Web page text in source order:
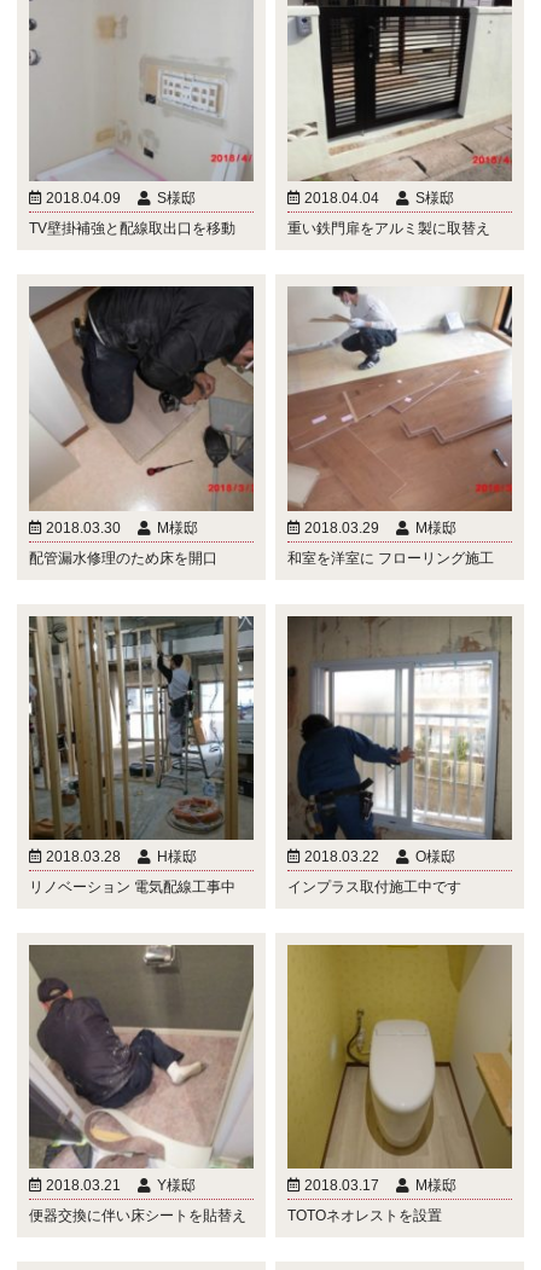
2018.04.09
S様邸
TV壁掛補強と配線取出口を移動
2018.04.04
S様邸
重い鉄門扉をアルミ製に取替え
2018.03.30
M様邸
配管漏水修理のため床を開口
2018.03.29
M様邸
和室を洋室に フローリング施工
2018.03.28
H様邸
リノベーション 電気配線工事中
2018.03.22
O様邸
インプラス取付施工中です
2018.03.21
Y様邸
便器交換に伴い床シートを貼替え
2018.03.17
M様邸
TOTOネオレストを設置